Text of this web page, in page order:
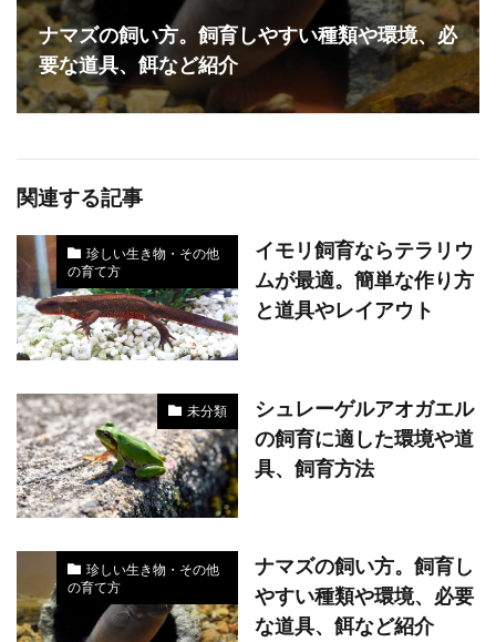
ナマズの飼い方。飼育しやすい種類や環境、必
要な道具、餌など紹介
関連する記事
珍しい生き物・その他
の育て方
イモリ飼育ならテラリウ
ムが最適。簡単な作り方
と道具やレイアウト
未分類
シュレーゲルアオガエル
の飼育に適した環境や道
具、飼育方法
珍しい生き物・その他
の育て方
ナマズの飼い方。飼育し
やすい種類や環境、必要
な道具、餌など紹介